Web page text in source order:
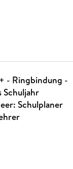
- Ringbindung -
Schuljahr
Schulplaner